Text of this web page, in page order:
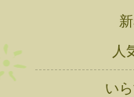
人
い